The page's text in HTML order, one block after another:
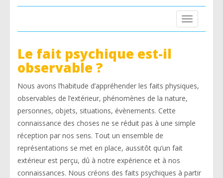
Toggle
navigation
Le fait psychique est-il
observable ?
Nous avons l’habitude d’appréhender les faits physiques,
observables de l’extérieur, phénomènes de la nature,
personnes, objets, situations, évènements. Cette
connaissance des choses ne se réduit pas à une simple
réception par nos sens. Tout un ensemble de
représentations se met en place, aussitôt qu’un fait
extérieur est perçu, dû à notre expérience et à nos
connaissances. Nous créons des faits psychiques à partir